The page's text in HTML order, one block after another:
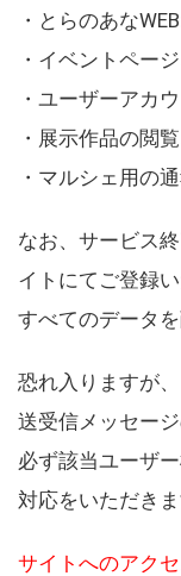
・とらのあな
・イベントペー
・ユーザーアカ
・展示作品の閲
・マルシェ用の
なお、サービス
イトにてご登録
すべてのデータ
恐れ入りますが
送受信メッセー
必ず該当ユーザ
対応をいただき
サイトへのアク